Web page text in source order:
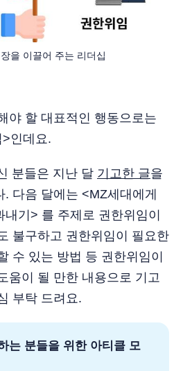
을 이끌어 주는 리더십
야 할 대표적인 행동으로는
인데요.
분들은 지난 달 기고한 글을
. 다음 달에는 <MZ세대에게
내기> 를 주제로 권한위임이
불구하고 권한위임이 필요한
수 있는 방법 등 권한위임이
움이 될 만한 내용으로 기고
부탁 드려요.
는 분들을 위한 아티클 모